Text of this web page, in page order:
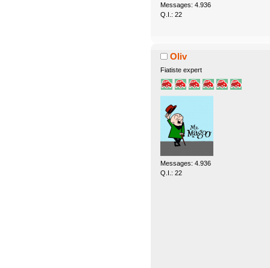
Messages: 4.936
Q.I.: 22
Oliv
Fiatiste expert
Messages: 4.936
Q.I.: 22